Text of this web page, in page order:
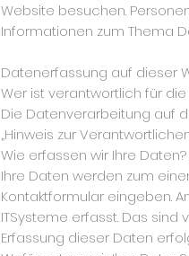
Website besuchen.
Informationen zum Thema
Datenerfassung auf dieser
Wer ist verantwortlich für
Die Datenverarbeitung auf
„Hinweis zur
Wie erfassen wir Ihre Daten?
Ihre Daten werden zum
Kontaktformular eingeben.
ITSysteme erfasst. Das
Erfassung dieser Daten